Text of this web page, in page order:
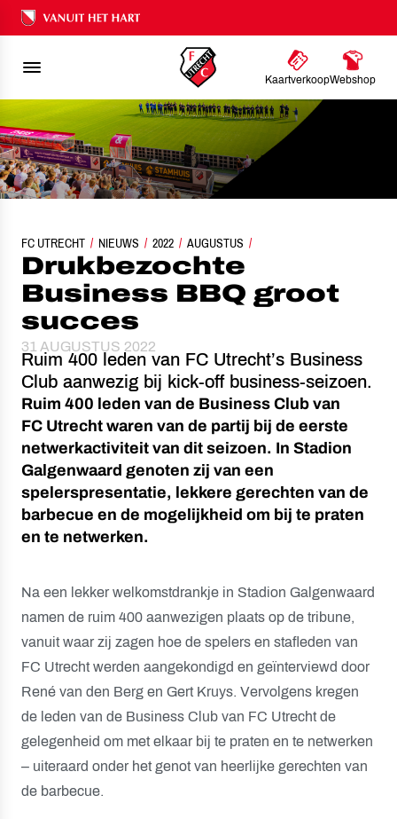
Ons nalatenschap
KaartverkoopWebshop
FC UTRECHT NIEUWS 2022 AUGUSTUS
DRUKBEZOCHTE BUSINESS BBQ GROOT SUCCES
Drukbezochte
Business BBQ groot
succes
31 AUGUSTUS 2022
Ruim 400 leden van FC Utrecht’s Business
Club aanwezig bij kick-off business-seizoen.
Ruim 400 leden van de Business Club van
FC Utrecht waren van de partij bij de eerste
netwerkactiviteit van dit seizoen. In Stadion
Galgenwaard genoten zij van een
spelerspresentatie, lekkere gerechten van de
barbecue en de mogelijkheid om bij te praten
en te netwerken.
Na een lekker welkomstdrankje in Stadion Galgenwaard
namen de ruim 400 aanwezigen plaats op de tribune,
vanuit waar zij zagen hoe de spelers en stafleden van
FC Utrecht werden aangekondigd en geïnterviewd door
René van den Berg en Gert Kruys. Vervolgens kregen
de leden van de Business Club van FC Utrecht de
gelegenheid om met elkaar bij te praten en te netwerken
– uiteraard onder het genot van heerlijke gerechten van
de barbecue.